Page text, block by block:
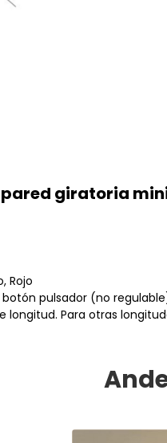
pared giratoria
Rojo
pulsador (no
longitud. Para otras